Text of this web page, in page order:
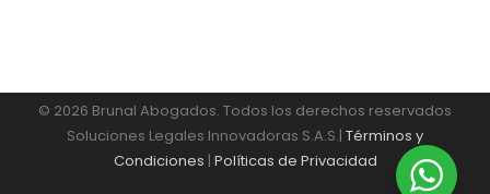
© 2026 Brunal Abogados. Todos los derechos reservados
Soluciones Legales Innovadoras S.A.S.| Términos y
Condiciones | Políticas de Privacidad